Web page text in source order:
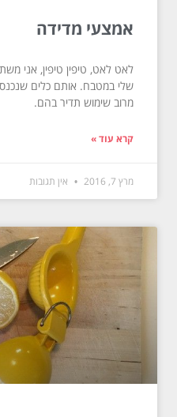
אמצעי מדידה
לאט לאט, טיפין טיפין, אני
שלי במטבח. אותם כלים
מרוב שימוש תדיר בהם.
קרא עוד »
מרץ 7, 2016 אין תגובות